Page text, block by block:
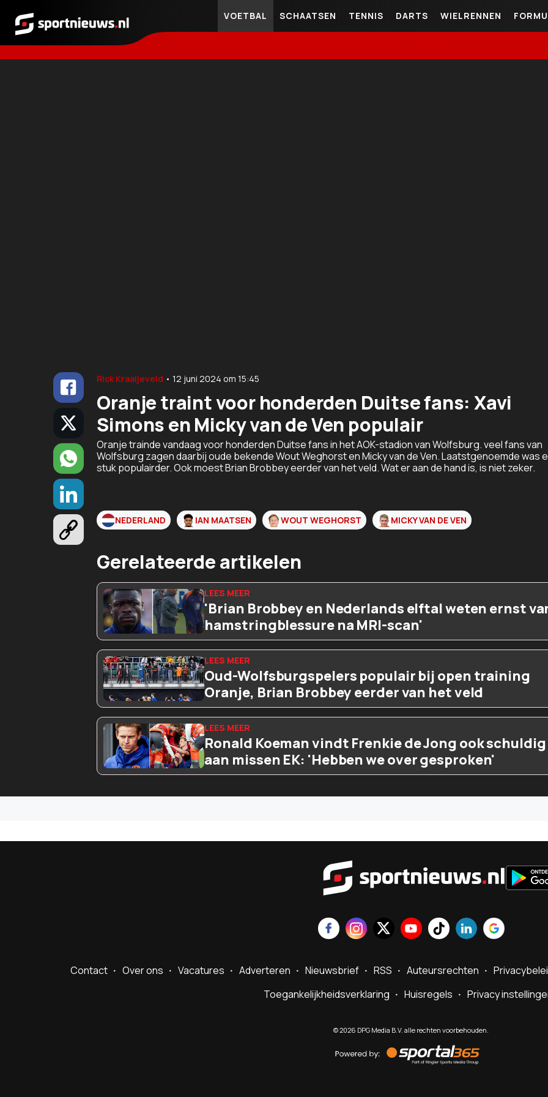
Sportnieuws.nl
VOETBAL SCHAATSEN TENNIS DARTS WIELRENNEN
Rick Kraaijeveld •12 juni 2024 om 15:45
Oranje traint voor honderden Duitse fans: Xavi
Simons en Micky van de Ven populair
Oranje trainde vandaag voor honderden Duitse fans in het AOK-stadion van Wolfsburg. veel fans van
Wolfsburg zagen daarbij oude bekende Wout Weghorst en Micky van de Ven. Laatstgenoemde was
stuk populairder. Ook moest Brian Brobbey eerder van het veld. Wat er aan de hand is, is niet zeker.
NEDERLAND IAN MAATSEN WOUT WEGHORST MICKY VAN DE VEN
Gerelateerde artikelen
'Brian Brobbey en Nederlands elftal weten ernst
hamstringblessure na MRI-scan'
Oud-Wolfsburgspelers populair bij open training
Oranje, Brian Brobbey eerder van het veld
Ronald Koeman vindt Frenkie de Jong ook schuldig
aan missen EK: 'Hebben we over gesproken'
Contact Over ons Vacatures Adverteren Nieuwsbrief RSS Auteursrechten
Toegankelijkheidsverklaring
Huisregels Privacy
©2026 DPG Media B.V. alle rechten voorbehouden.
by
Sportal365